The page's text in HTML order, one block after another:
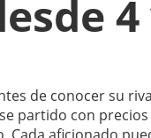
de conocer su
partido con